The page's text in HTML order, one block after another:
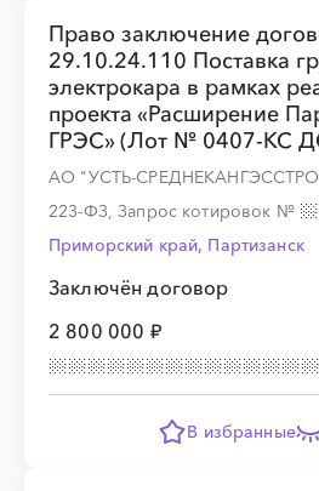
Право заключение
29.10.24.110 Поставка
электрокара в рамках
проекта «Расширение
ГРЭС» (Лот № 0407-КС
АО "УСТЬ-
223-ФЗ, Запрос котировок №
Приморский край, Партизанск
Заключён договор
2 800 000 ₽
В избранные